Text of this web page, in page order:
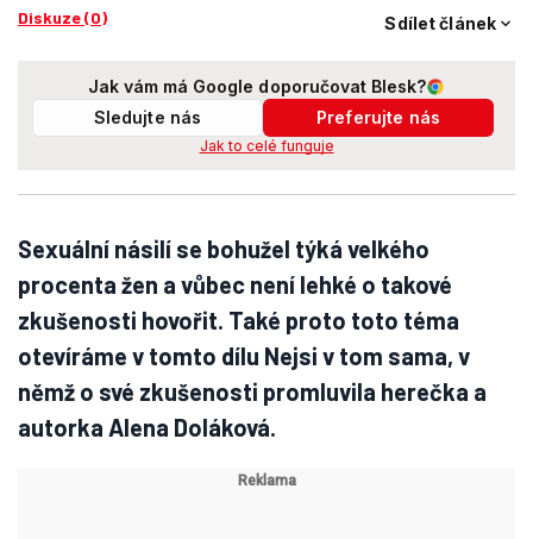
Diskuze (0) Sdílet článek
Jak vám má Google doporučovat Blesk?
Sledujte nás
Preferujte nás
Jak to celé funguje
Sexuální násilí se bohužel týká velkého
procenta žen a vůbec není lehké o takové
zkušenosti hovořit. Také proto toto téma
otevíráme v tomto dílu Nejsi v tom sama, v
němž o své zkušenosti promluvila herečka a
autorka Alena Doláková.